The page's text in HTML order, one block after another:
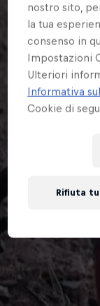
nostro sito,
la tua
consenso in
Impostazioni
Ulteriori
Informativa
Cookie di
Rifiuta